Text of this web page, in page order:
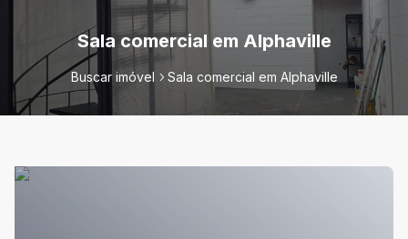
Sala comercial em Alphaville
Buscar imóvel Sala comercial em Alphaville